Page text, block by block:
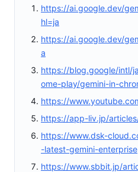
https://ai.google.dev/
hl=ja
https://ai.google.dev/
a
https://blog.google/intl/
ome-play/gemini-in-
https://
https://app-liv.jp/
https://www.dsk-
-latest-gemini-enterprise
https://www.sbbit.jp/